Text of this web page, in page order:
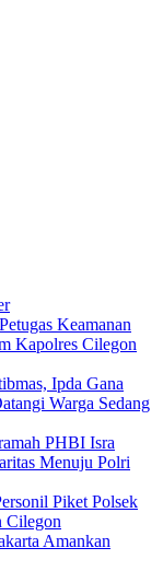
Keamanan
Kapolres Cilegon
Ipda Gana
Warga Sedang
PHBI Isra
Menuju Polri
Piket Polsek
Cilegon
Amankan